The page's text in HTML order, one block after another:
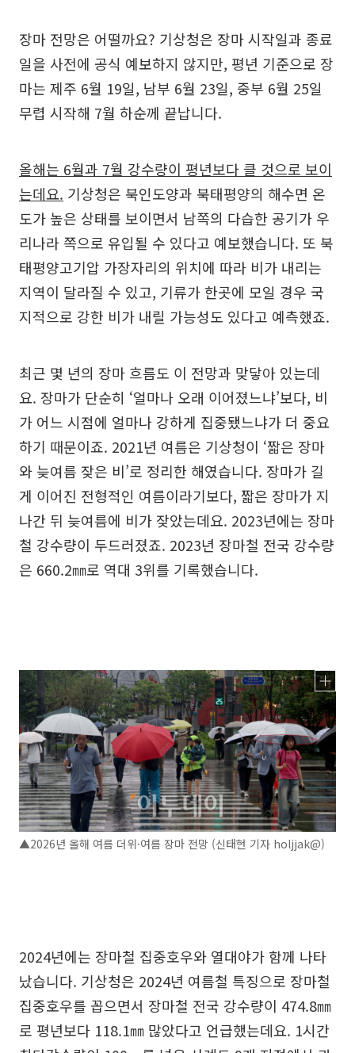
장마 전망은 어떨까요? 기상청은 장마 시작일과 종료
일을 사전에 공식 예보하지 않지만, 평년 기준으로 장
마는 제주 6월 19일, 남부 6월 23일, 중부 6월 25일
무렵 시작해 7월 하순께 끝납니다.
올해는 6월과 7월 강수량이 평년보다 클 것으로 보이
는데요. 기상청은 북인도양과 북태평양의 해수면 온
도가 높은 상태를 보이면서 남쪽의 다습한 공기가 우
리나라 쪽으로 유입될 수 있다고 예보했습니다. 또 북
태평양고기압 가장자리의 위치에 따라 비가 내리는
지역이 달라질 수 있고, 기류가 한곳에 모일 경우 국
지적으로 강한 비가 내릴 가능성도 있다고 예측했죠.
최근 몇 년의 장마 흐름도 이 전망과 맞닿아 있는데
요. 장마가 단순히 ‘얼마나 오래 이어졌느냐’보다, 비
가 어느 시점에 얼마나 강하게 집중됐느냐가 더 중요
하기 때문이죠. 2021년 여름은 기상청이 ‘짧은 장마
와 늦여름 잦은 비’로 정리한 해였습니다. 장마가 길
게 이어진 전형적인 여름이라기보다, 짧은 장마가 지
나간 뒤 늦여름에 비가 잦았는데요. 2023년에는 장마
철 강수량이 두드러졌죠. 2023년 장마철 전국 강수량
은 660.2㎜로 역대 3위를 기록했습니다.
▲2026년 올해 여름 더위·여름 장마 전망 (신태현 기자 holjjak@)
2024년에는 장마철 집중호우와 열대야가 함께 나타
났습니다. 기상청은 2024년 여름철 특징으로 장마철
집중호우를 꼽으면서 장마철 전국 강수량이 474.8㎜
로 평년보다 118.1㎜ 많았다고 언급했는데요. 1시간